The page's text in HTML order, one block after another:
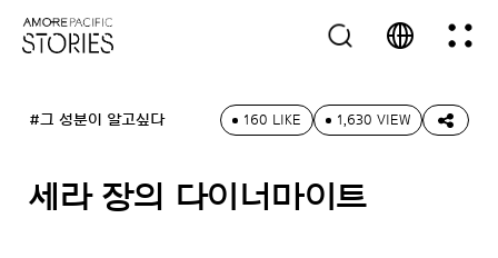
#그 성분이 알고싶다 160 LIKE 1,630 VIEW
세라 장의 다이너마이트